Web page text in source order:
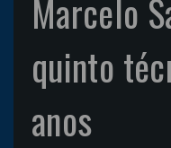
Marcelo
quinto
anos